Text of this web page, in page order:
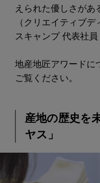
えられた優しさがあ
（クリエイティブ
スキャンプ 代表社員
地産地匠アワードに
ご覧ください。
産地の歴史を
ヤス」